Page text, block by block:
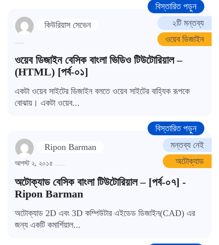
কিউরিয়াস সেভেন
২টি মন্তব্য
ওয়েব ডিজাইন
বিস্তারিত পড়ুন
ওয়েব ডিজাইন বেসিক বাংলা ভিডিও টিউটোরিয়াল –
(HTML) [পর্ব-০১]
একটা ওয়েব সাইটের ডিজাইন বলতে ওয়েব সাইটের বাহ্যিক রূপকে
বোঝায়। একটা ওয়েব...
Ripon Barman
মন্তব্য নেই
অটোক্যাড
বিস্তারিত পড়ুন
আগস্ট ২, ২০১৫
অটোক্যাড বেসিক বাংলা টিউটোরিয়াল – [পর্ব-০৭] -
Ripon Barman
অটোক্যাড 2D এবং 3D কম্পিউটার এইডেড ডিজাইন(CAD) এর
জন্য একটি কমার্শিয়াল...